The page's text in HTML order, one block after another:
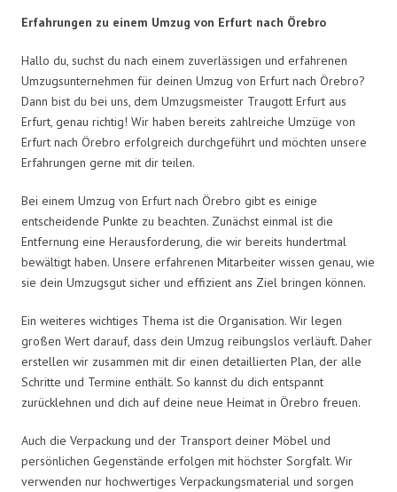
Erfahrungen zu einem Umzug von Erfurt nach Örebro
Hallo du, suchst du nach einem zuverlässigen und erfahrenen
Umzugsunternehmen für deinen Umzug von Erfurt nach Örebro?
Dann bist du bei uns, dem Umzugsmeister Traugott Erfurt aus
Erfurt, genau richtig! Wir haben bereits zahlreiche Umzüge von
Erfurt nach Örebro erfolgreich durchgeführt und möchten unsere
Erfahrungen gerne mit dir teilen.
Bei einem Umzug von Erfurt nach Örebro gibt es einige
entscheidende Punkte zu beachten. Zunächst einmal ist die
Entfernung eine Herausforderung, die wir bereits hundertmal
bewältigt haben. Unsere erfahrenen Mitarbeiter wissen genau, wie
sie dein Umzugsgut sicher und effizient ans Ziel bringen können.
Ein weiteres wichtiges Thema ist die Organisation. Wir legen
großen Wert darauf, dass dein Umzug reibungslos verläuft. Daher
erstellen wir zusammen mit dir einen detaillierten Plan, der alle
Schritte und Termine enthält. So kannst du dich entspannt
zurücklehnen und dich auf deine neue Heimat in Örebro freuen.
Auch die Verpackung und der Transport deiner Möbel und
persönlichen Gegenstände erfolgen mit höchster Sorgfalt. Wir
verwenden nur hochwertiges Verpackungsmaterial und sorgen